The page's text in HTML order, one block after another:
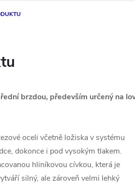
brzdou, především určený na
oceli včetně ložiska v systému
dokonce i pod vysokým tlakem.
hliníkovou cívkou, která je
silný, ale zároveň velmi lehký